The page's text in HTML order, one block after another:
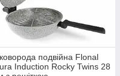
подвійна Flonal
Induction Rocky Twins 28